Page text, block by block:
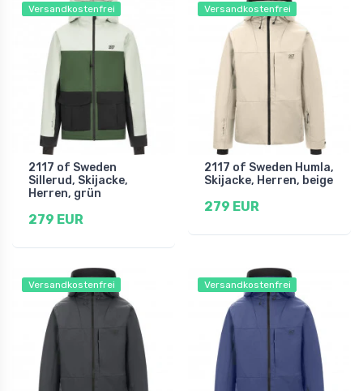
Versandkostenfrei
2117 of Sweden
Sillerud, Skijacke,
Herren, grün
279 EUR
Versandkostenfrei
2117 of Sweden Humla,
Skijacke, Herren, beige
279 EUR
Versandkostenfrei Versandkostenfrei